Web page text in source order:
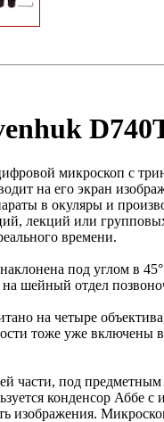
микроскоп с
на его экран
в окуляры и
лекций или
времени.
под углом в
на шейный отдел
на четыре
тоже уже включены
части, под
конденсор
изображения.